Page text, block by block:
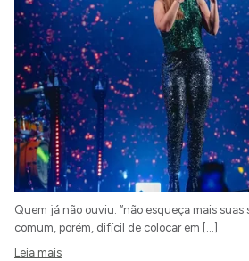
Quem já não ouviu: “não esqueça mais suas
comum, porém, difícil de colocar em […]
Leia mais